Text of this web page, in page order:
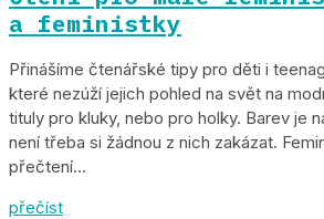
a feministky
Přinášíme čtenářské tipy pro děti i
které nezúží jejich pohled na svět na
tituly pro kluky, nebo pro holky. Barev je
není třeba si žádnou z nich zakázat.
přečtení...
přečíst